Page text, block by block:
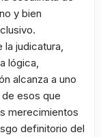
y bien
judicatura,
lógica,
alcanza a uno
esos que
merecimientos
definitorio del